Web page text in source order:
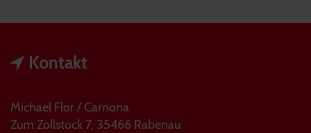
Kontakt
Michael Flor / Carnona
Zum Zollstock 7, 35466 Rabenau